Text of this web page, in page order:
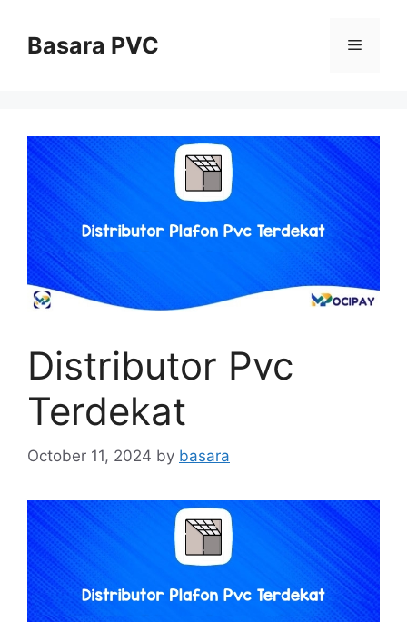
contentBasara PVC Menu
Distributor Pvc
Terdekat
October 11, 2024 by basara